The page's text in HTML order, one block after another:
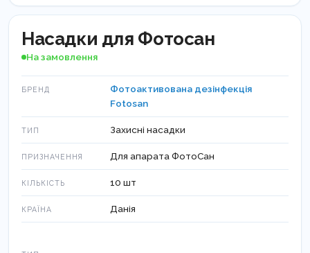
Насадки для Фотосан
На замовлення
БРЕНД
Фотоактивована дезінфекція
Fotosan
ТИП Захисні насадки
ПРИЗНАЧЕННЯ Для апарата ФотоСан
КІЛЬКІСТЬ 10 шт
КРАЇНА Данія